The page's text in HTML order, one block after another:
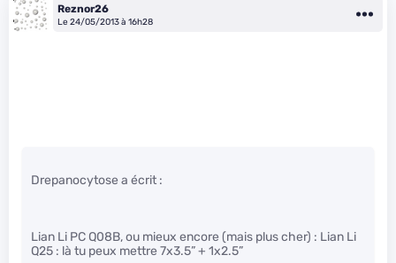
Reznor26
Le 24/05/2013 à 16h28
Drepanocytose a écrit :
Lian Li PC Q08B, ou mieux encore (mais plus cher) : Lian Li
Q25 : là tu peux mettre 7x3.5” + 1x2.5”